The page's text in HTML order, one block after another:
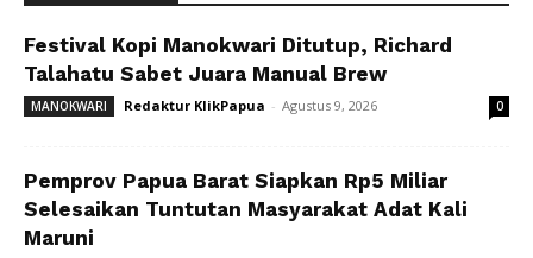
Festival Kopi Manokwari Ditutup, Richard
Talahatu Sabet Juara Manual Brew
MANOKWARI Redaktur KlikPapua - Agustus 9, 2026 0
Pemprov Papua Barat Siapkan Rp5 Miliar
Selesaikan Tuntutan Masyarakat Adat Kali
Maruni